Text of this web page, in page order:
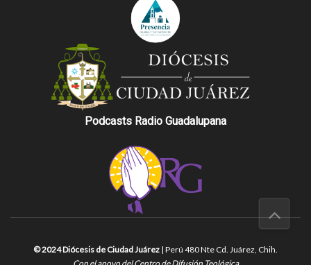
Podcasts Radio Guadalupana
© 2024 Diócesis de Ciudad Juárez | Perú 480 Nte Cd. Juárez, Chih.